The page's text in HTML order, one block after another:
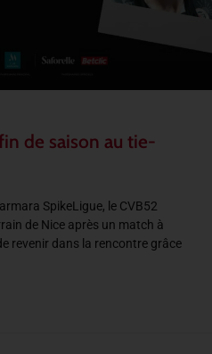
de saison au tie-
SpikeLigue, le CVB52
de Nice après un match à
revenir dans la rencontre grâce